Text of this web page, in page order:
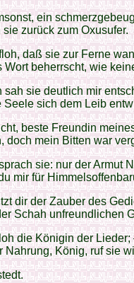
ein
sie zurück zum Oxusufer.
daß sie zur Ferne
Wort beherrscht, wie
sah sie deutlich mir
Seele sich dem Leib
beste Freundin
doch mein Bitten war
sie: nur der Armut
mir für
dir der Zauber des
Schah unfreundlichen
die Königin der Lieder;
Nahrung, König, ruf sie